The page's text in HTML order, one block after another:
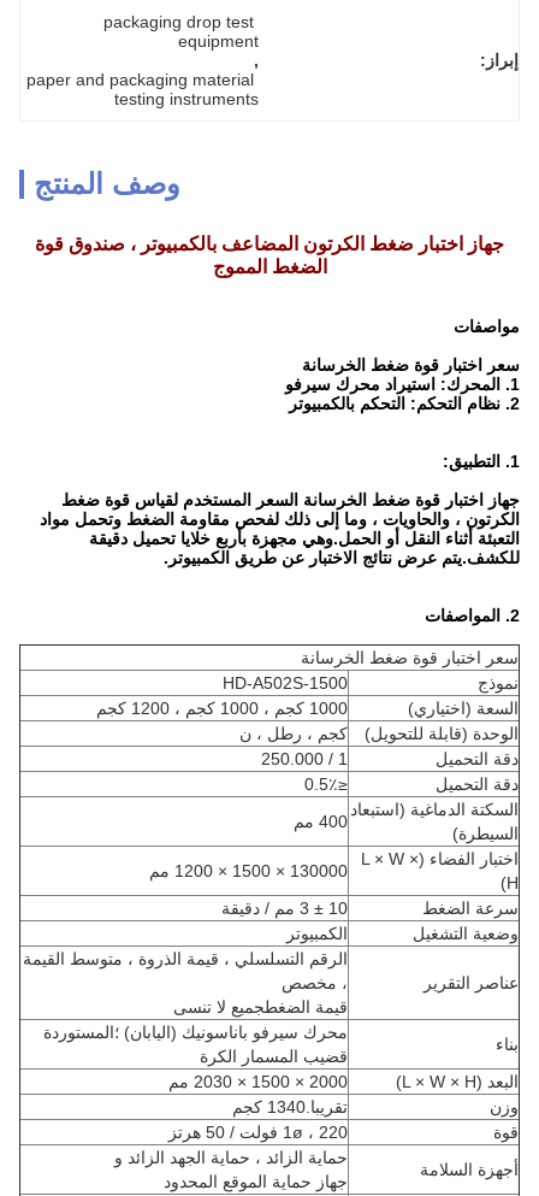
إبراز:
packaging drop test
equipment
,
paper and packaging material
testing instruments
وصف المنتج
جهاز اختبار ضغط الكرتون المضاعف بالكمبيوتر ، صندوق قوة
الضغط المموج
مواصفات
سعر اختبار قوة ضغط الخرسانة
1. المحرك: استيراد محرك سيرفو
2. نظام التحكم: التحكم بالكمبيوتر
1. التطبيق:
جهاز اختبار قوة ضغط الخرسانة السعر المستخدم لقياس قوة ضغط
الكرتون ، والحاويات ، وما إلى ذلك لفحص مقاومة الضغط وتحمل مواد
التعبئة أثناء النقل أو الحمل.وهي مجهزة بأربع خلايا تحميل دقيقة
للكشف.يتم عرض نتائج الاختبار عن طريق الكمبيوتر.
2. المواصفات
سعر اختبار قوة ضغط الخرسانة
نموذج
HD-A502S-1500
السعة (اختياري)
1000 كجم ، 1000 كجم ، 1200 كجم
الوحدة (قابلة للتحويل)
كجم ، رطل ، ن
دقة التحميل
1 / 250.000
دقة التحميل
≤0.5٪
السكتة الدماغية (استبعاد
السيطرة)
400 مم
اختبار الفضاء (L × W ×
H)
130000 × 1500 × 1200 مم
سرعة الضغط
10 ± 3 مم / دقيقة
وضعية التشغيل
الكمبيوتر
عناصر التقرير
الرقم التسلسلي ، قيمة الذروة ، متوسط ​​القيمة
، مخصص
قيمة الضغطجميع لا تنسى
بناء
محرك سيرفو باناسونيك (اليابان) ؛المستوردة
قضيب المسمار الكرة
البعد (L × W × H)
2000 × 1500 × 2030 مم
وزن
تقريبا.1340 كجم
قوة
1ø ، 220 فولت / 50 هرتز
أجهزة السلامة
حماية الزائد ، حماية الجهد الزائد و
جهاز حماية الموقع المحدود